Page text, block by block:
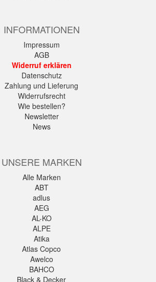
INFORMATIONEN
Impressum
AGB
Widerruf erklären
Datenschutz
Zahlung und Lieferung
Widerrufsrecht
Wie bestellen?
Newsletter
News
UNSERE MARKEN
Alle Marken
ABT
adlus
AEG
AL-KO
ALPE
Atika
Atlas Copco
Awelco
BAHCO
Black & Decker